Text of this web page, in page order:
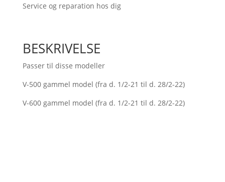
Service og reparation hos dig
BESKRIVELSE
Passer til disse modeller
V-500 gammel model (fra d. 1/2-21 til d. 28/2-22)
V-600 gammel model (fra d. 1/2-21 til d. 28/2-22)